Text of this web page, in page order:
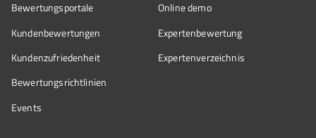
Bewertungsportale
Kundenbewertungen
Kundenzufriedenheit
Bewertungs­richtlinien
Events
Online demo
Expertenbewertung
Expertenverzeichnis